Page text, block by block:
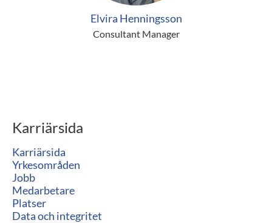
Elvira Henningsson
Consultant Manager
Karriärsida
Karriärsida
Yrkesområden
Jobb
Medarbetare
Platser
Data och integritet